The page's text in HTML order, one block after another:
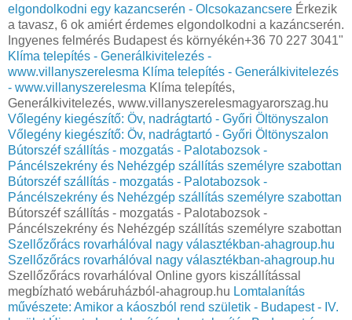
elgondolkodni egy kazancserén - Olcsokazancsere Érkezik
a tavasz, 6 ok amiért érdemes elgondolkodni a kazáncserén.
Ingyenes felmérés Budapest és környékén+36 70 227 3041"
Klíma telepítés - Generálkivitelezés -
www.villanyszerelesma Klíma telepítés - Generálkivitelezés
- www.villanyszerelesma Klíma telepítés,
Generálkivitelezés, www.villanyszerelesmagyarorszag.hu
Vőlegény kiegészítő: Öv, nadrágtartó - Győri Öltönyszalon
Vőlegény kiegészítő: Öv, nadrágtartó - Győri Öltönyszalon
Bútorszéf szállítás - mozgatás - Palotabozsok -
Páncélszekrény és Nehézgép szállítás személyre szabottan
Bútorszéf szállítás - mozgatás - Palotabozsok -
Páncélszekrény és Nehézgép szállítás személyre szabottan
Bútorszéf szállítás - mozgatás - Palotabozsok -
Páncélszekrény és Nehézgép szállítás személyre szabottan
Szellőzőrács rovarhálóval nagy választékban-ahagroup.hu
Szellőzőrács rovarhálóval nagy választékban-ahagroup.hu
Szellőzőrács rovarhálóval Online gyors kiszállítással
megbízható webáruházból-ahagroup.hu Lomtalanítás
művészete: Amikor a káoszból rend születik - Budapest - IV.